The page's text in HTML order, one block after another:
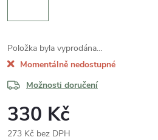
Položka byla vyprodána…
Momentálně nedostupné
Možnosti doručení
330 Kč
273 Kč bez DPH